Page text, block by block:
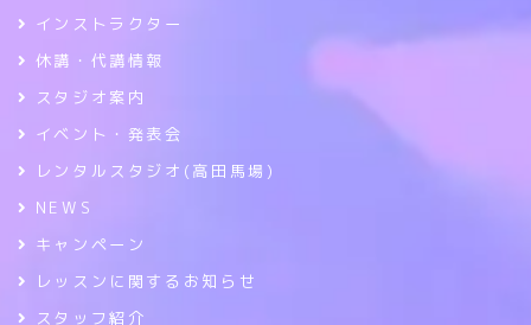
インストラクター
休講・代講情報
スタジオ案内
イベント・発表会
レンタルスタジオ(高田馬場)
NEWS
キャンペーン
レッスンに関するお知らせ
スタッフ紹介